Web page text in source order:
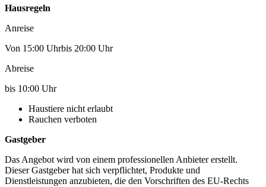
Hausregeln
Anreise
Von 15:00 Uhrbis 20:00 Uhr
Abreise
bis 10:00 Uhr
Haustiere nicht erlaubt
Rauchen verboten
Gastgeber
Das Angebot wird von einem professionellen Anbieter erstellt.
Dieser Gastgeber hat sich verpflichtet, Produkte und
Dienstleistungen anzubieten, die den Vorschriften des EU-Rechts